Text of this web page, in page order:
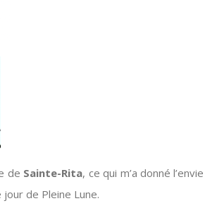
de Sainte-Rita, ce qui m’a donné l’envie
de Pleine Lune.